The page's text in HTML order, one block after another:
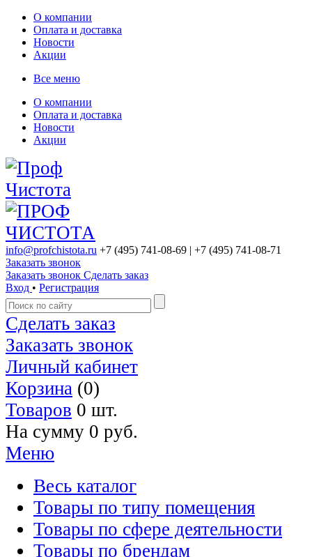
О компании
Оплата и доставка
Новости
Акции
Все меню
О компании
Оплата и доставка
Новости
Акции
info@profchistota.ru +7 (495) 741-08-69 | +7 (495) 741-08-71
Заказать звонок
Заказать звонок Сделать заказ
Вход • Регистрация
Сделать заказ
Заказать звонок
Личный кабинет
Корзина (0)
Товаров 0 шт.
На сумму 0 руб.
Меню
Весь каталог
Товары по типу помещения
Товары по сфере деятельности
Товары по брендам